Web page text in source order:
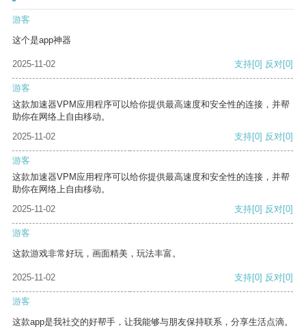
游客
这个是app神器
2025-11-02 支持[0] 反对[0]
游客
这款加速器VPM应用程序可以给你提供最高速度和安全性的连接，并帮
助你在网络上自由移动。
2025-11-02
支持[0] 反对[0]
游客
这款加速器VPM应用程序可以给你提供最高速度和安全性的连接，并帮
助你在网络上自由移动。
2025-11-02
支持[0] 反对[0]
游客
这款游戏非常好玩，画面精美，玩法丰富。
2025-11-02 支持[0] 反对[0]
游客
这款app是我社交的好帮手，让我能够与朋友保持联系，分享生活点滴。